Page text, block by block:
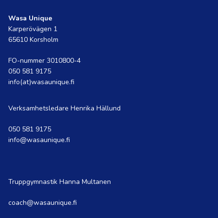
Wasa Unique
Karperövägen 1
65610 Korsholm
FO-nummer 3010800-4
050 581 9175
info(at)wasaunique.fi
Verksamhetsledare Henrika Hällund
050 581 9175
info@wasaunique.fi
Truppgymnastik Hanna Multanen
coach@wasaunique.fi